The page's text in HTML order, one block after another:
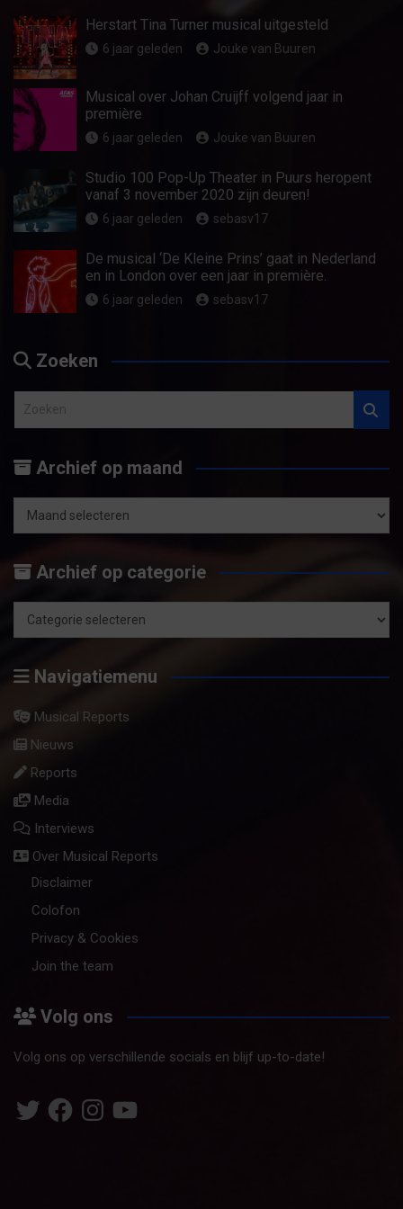
Herstart Tina Turner musical uitgesteld
6 jaar geleden Jouke van Buuren
Musical over Johan Cruijff volgend jaar in
première
6 jaar geleden Jouke van Buuren
Studio 100 Pop-Up Theater in Puurs heropent
vanaf 3 november 2020 zijn deuren!
6 jaar geleden sebasv17
De musical ‘De Kleine Prins’ gaat in Nederland
en in London over een jaar in première.
6 jaar geleden sebasv17
Zoeken
k
Archief op maand
Archief
maandArchief op categorie
Archief
categorie
Navigatiemenu
Musical Reports
Nieuws
Reports
Media
Interviews
Over Musical Reports
Disclaimer
Colofon
Privacy & Cookies
Join the team
Volg ons
Volg ons op verschillende socials en blijf up-to-date!
TwitterFacebookInstagram
YouTube